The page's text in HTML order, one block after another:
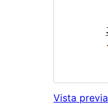
Vista previa